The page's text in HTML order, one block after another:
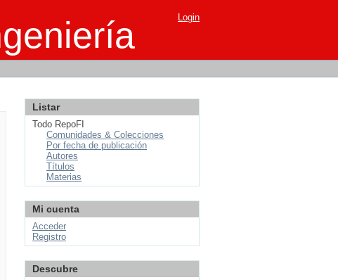
Login
Listar
Todo RepoFI
Comunidades & Colecciones
Por fecha de publicación
Autores
Títulos
Materias
Mi cuenta
Acceder
Registro
Descubre